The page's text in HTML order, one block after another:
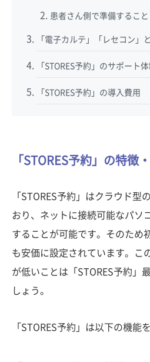
患者さん側で準備すること
「電子カルテ」「レセコン」
「STORES予約」のサポート体
「STORES予約」の導入費用
「STORES予約」の特徴
「STORES予約」はクラウド型
おり、ネットに接続可能なパソ
することが可能です。そのため
も安価に設定されています。こ
が低いことは「STORES予約」
しょう。
「STORES予約」は以下の機能